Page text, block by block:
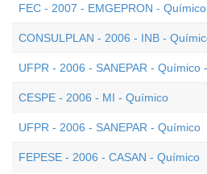
FEC - 2007 - EMGEPRON - Químico
CONSULPLAN - 2006 - INB -
UFPR - 2006 - SANEPAR - Químico
CESPE - 2006 - MI - Químico
UFPR - 2006 - SANEPAR - Químico
FEPESE - 2006 - CASAN - Químico